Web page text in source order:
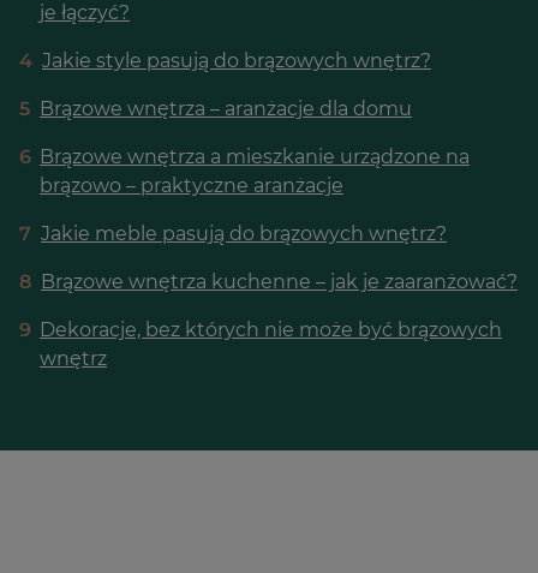
je łączyć?
4 Jakie style pasują do brązowych wnętrz?
5 Brązowe wnętrza – aranżacje dla domu
6 Brązowe wnętrza a mieszkanie urządzone na
brązowo – praktyczne aranżacje
7 Jakie meble pasują do brązowych wnętrz?
8 Brązowe wnętrza kuchenne – jak je zaaranżować?
9 Dekoracje, bez których nie może być brązowych
wnętrz